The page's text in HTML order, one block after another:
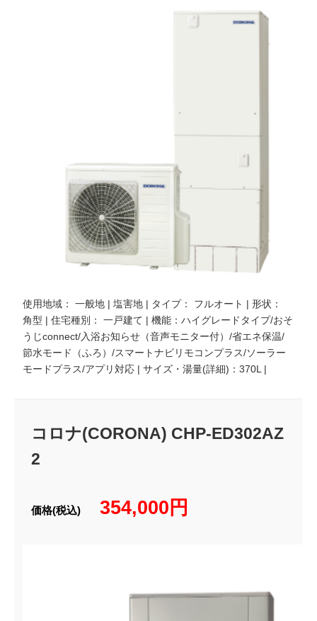
使用地域： 一般地 | 塩害地 | タイプ： フルオート | 形状：
角型 | 住宅種別： 一戸建て | 機能：ハイグレードタイプ/おそ
うじconnect/入浴お知らせ（音声モニター付）/省エネ保温/
節水モード（ふろ）/スマートナビリモコンプラス/ソーラー
モードプラス/アプリ対応 | サイズ・湯量(詳細)：370L |
コロナ(CORONA) CHP-ED302AZ
2
価格(税込)354,000円